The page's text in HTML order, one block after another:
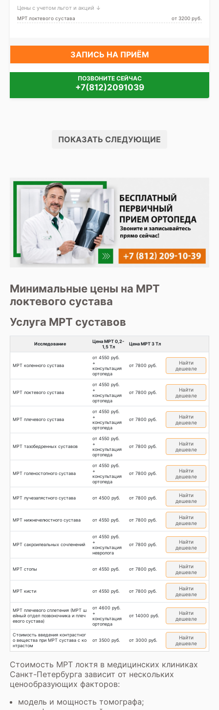
Цены с учетом льгот и акций ↓
МРТ локтевого сустава от 3200 pуб.
ЗАПИСЬ НА ПРИЁМ
ПОЗВОНИТЕ СЕЙЧАС
+7(812)2091039
ПОКАЗАТЬ СЛЕДУЮЩИЕ
Минимальные цены на МРТ
локтевого сустава
Услуга МРТ суставов
Исследование
Цена МРТ 0,2-
1,5 Тл
Цена МРТ 3 Тл
МРТ коленного сустава
от 4550 руб.
+
консультация
ортопеда
от 7800 руб.
Найти
дешевле
МРТ локтевого сустава
от 4550 руб.
+
консультация
ортопеда
от 7800 руб.
Найти
дешевле
МРТ плечевого сустава
от 4550 руб.
+
консультация
ортопеда
от 7800 руб.
Найти
дешевле
МРТ тазобедренных суставов
от 4550 руб.
+
консультация
ортопеда
от 7800 руб.
Найти
дешевле
МРТ голеностопного сустава
от 4550 руб.
+
консультация
ортопеда
от 7800 руб.
Найти
дешевле
МРТ лучезапястного сустава от 4500 руб. от 7800 руб.
Найти
дешевле
МРТ нижнечелюстного сустава от 4550 руб. от 7800 руб.
Найти
дешевле
МРТ сакроилеальных сочленений
от 4550 руб.
+
консультация
невролога
от 7800 руб.
Найти
дешевле
МРТ стопы от 4550 руб. от 7800 руб.
Найти
дешевле
МРТ кисти от 4550 руб. от 7800 руб.
Найти
дешевле
МРТ плечевого сплетения (МРТ ш
ейный отдел позвоночника и плеч
евого сустава)
от 4600 руб.
+
консультация
ортопеда
от 14000 руб.
Найти
дешевле
Стоимость введения контрастног
о вещества при МРТ сустава с ко
нтрастом
от 3500 руб. от 3000 руб.
Найти
дешевле
Стоимость МРТ локтя в медицинских клиниках
Санкт-Петербурга зависит от нескольких
ценообразующих факторов:
модель и мощность томографа;